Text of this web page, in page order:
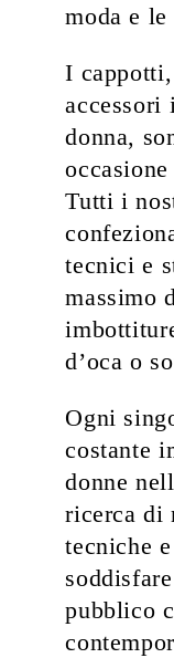
moda e
I
accessori
donna,
Tutti i
tecnici e
massimo
d’oca o
Ogni
costante
donne
ricerca di
tecniche
pubblico